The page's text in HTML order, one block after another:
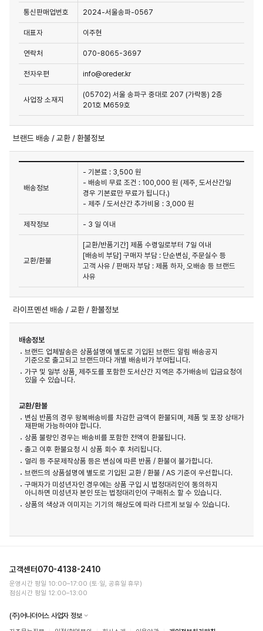
통신판매업번호 2024-서울송파-0567
대표자 이주현
연락처 070-8065-3697
전자우편 info@oreder.kr
사업장 소재지
(05702) 서울 송파구 중대로 207 (가락동) 2층
201호 M659호
브랜드 배송 / 교환 / 환불정보
배송정보
- 기본료 : 3,500 원
- 배송비 무료 조건 : 100,000 원 (제주, 도서산간일
경우 기본료만 무료가 됩니다.)
- 제주 / 도서산간 추가비용 : 3,000 원
제작정보 - 3 일 이내
교환/환불
[교환/반품기간] 제품 수령일로부터 7일 이내
[배송비 부담] 구매자 부담 : 단순변심, 주문실수 등
고객 사유 / 판매자 부담 : 제품 하자, 오배송 등 브랜드
사유
라이프멘션 배송 / 교환 / 환불정보
배송정보
브랜드 업체발송은 상품설명에 별도로 기입된 브랜드 알림 배송공지
기준으로 출고되고 브랜드마다 개별 배송비가 부여됩니다.
가구 및 일부 상품, 제주도를 포함한 도서산간 지역은 추가배송비 입금요청이
있을 수 있습니다.
교환/환불
변심 반품의 경우 왕복배송비를 차감한 금액이 환불되며, 제품 및 포장 상태가
재판매 가능하여야 합니다.
상품 불량인 경우는 배송비를 포함한 전액이 환불됩니다.
출고 이후 환불요청 시 상품 회수 후 처리됩니다.
얼리 등 주문제작상품 등은 변심에 따른 반품 / 환불이 불가합니다.
브랜드의 상품설명에 별도로 기입된 교환 / 환불 / AS 기준이 우선합니다.
구매자가 미성년자인 경우에는 상품 구입 시 법정대리인이 동의하지
아니하면 미성년자 본인 또는 법정대리인이 구매취소 할 수 있습니다.
상품의 색상과 이미지는 기기의 해상도에 따라 다르게 보일 수 있습니다.
고객센터 070-4138-2410
운영시간 평일 10:00–17:00 (토·일, 공휴일 휴무)
점심시간 평일 12:00–13:00
(주)어나더어스 사업자 정보